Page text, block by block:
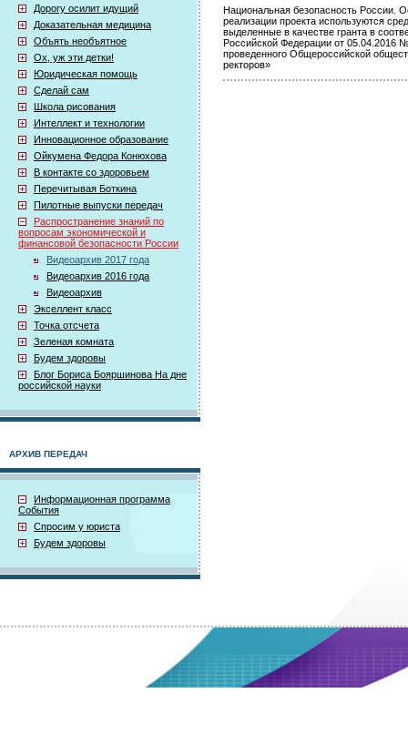
Дорогу осилит идущий
Доказательная медицина
Объять необъятное
Ох, уж эти детки!
Юридическая помощь
Сделай сам
Школа рисования
Интеллект и технологии
Инновационное образование
Ойкумена Федора Конюхова
В контакте со здоровьем
Перечитывая Боткина
Пилотные выпуски передач
Распространение знаний по
вопросам экономической и
финансовой безопасности России
Видеоархив 2017 года
Видеоархив 2016 года
Видеоархив
Экселлент класс
Точка отсчета
Зеленая комната
Будем здоровы
Блог Бориса Бояршинова На дне
российской науки
АРХИВ ПЕРЕДАЧ
Информационная программа
События
Спросим у юриста
Будем здоровы
Национальная безопасность России.
реализации проекта используются
выделенные в качестве гранта в
Российской Федерации от 05.04.2016
проведенного Общероссийской
ректоров»